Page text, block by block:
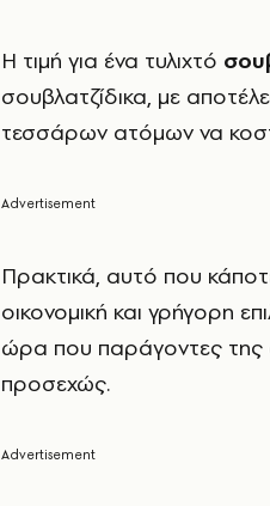
Η τιμή για ένα τυλιχτό
σουβλατζίδικα, με
τεσσάρων ατόμων να
Πρακτικά, αυτό που
οικονομική και γρήγορη
ώρα που παράγοντες της
προσεχώς.